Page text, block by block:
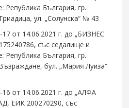
Република България, гр.
ул. „Солунска“ № 43
от 14.06.2021 г. до „БИЗНЕС
със седалище и
Република България, гр.
бул. „Мария Луиза“
от 14.06.2021 г. до „АЛФА
ЕИК 200270290, със